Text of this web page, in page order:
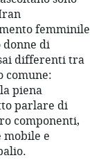
femminile
donne di
differenti tra
comune:
piena
parlare di
componenti,
e